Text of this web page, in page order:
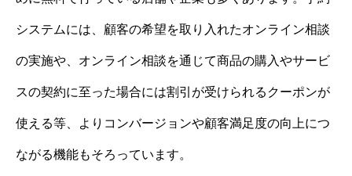
システムには、顧客の希望を取り入れたオンライン相談
の実施や、オンライン相談を通じて商品の購入やサービ
スの契約に至った場合には割引が受けられるクーポンが
使える等、よりコンバージョンや顧客満足度の向上につ
ながる機能もそろっています。